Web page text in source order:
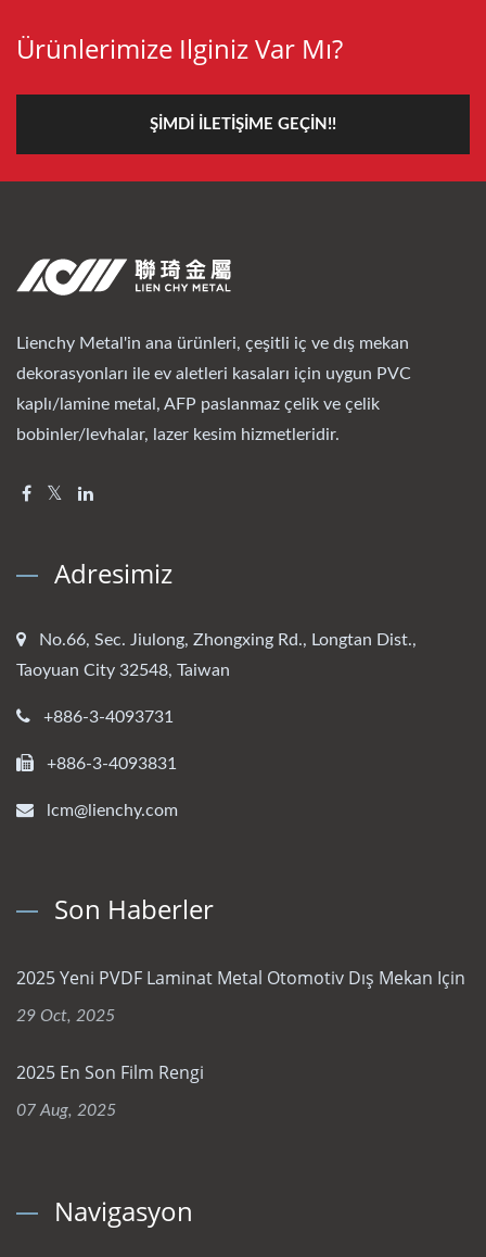
Ürünlerimize Ilginiz Var Mı?
ŞIMDI İLETIŞIME GEÇIN!!
Lienchy Metal'in ana ürünleri, çeşitli iç ve dış mekan
dekorasyonları ile ev aletleri kasaları için uygun PVC
kaplı/lamine metal, AFP paslanmaz çelik ve çelik
bobinler/levhalar, lazer kesim hizmetleridir.
Adresimiz
No.66, Sec. Jiulong, Zhongxing Rd., Longtan Dist.,
Taoyuan City 32548, Taiwan
+886-3-4093731
+886-3-4093831
lcm@lienchy.com
Son Haberler
2025 Yeni PVDF Laminat Metal Otomotiv Dış Mekan Için
29 Oct, 2025
2025 En Son Film Rengi
07 Aug, 2025
Navigasyon